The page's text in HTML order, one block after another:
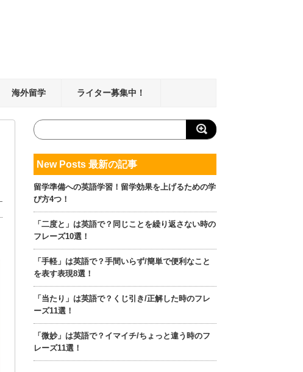
海外留学 ライター募集中！
New Posts 最新の記事
留学準備への英語学習！留学効果を上げるための学
び方4つ！
「二度と」は英語で？同じことを繰り返さない時の
フレーズ10選！
「手軽」は英語で？手間いらず/簡単で便利なこと
を表す表現8選！
「当たり」は英語で？くじ引き/正解した時のフレ
ーズ11選！
「微妙」は英語で？イマイチ/ちょっと違う時のフ
レーズ11選！